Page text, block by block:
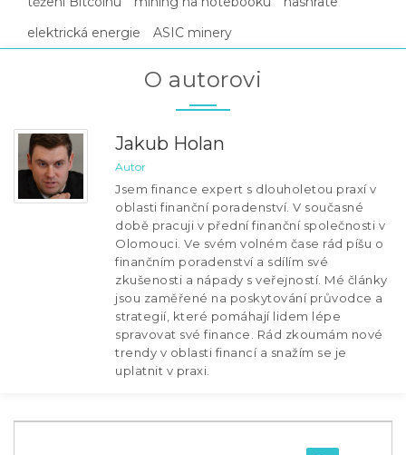
elektrická energie
ASIC minery
O autorovi
Jakub Holan
Autor
Jsem finance expert s dlouholetou praxí v
oblasti finanční poradenství. V současné
době pracuji v přední finanční společnosti v
Olomouci. Ve svém volném čase rád píšu o
finančním poradenství a sdílím své
zkušenosti a nápady s veřejností. Mé články
jsou zaměřené na poskytování průvodce a
strategií, které pomáhají lidem lépe
spravovat své finance. Rád zkoumám nové
trendy v oblasti financí a snažím se je
uplatnit v praxi.